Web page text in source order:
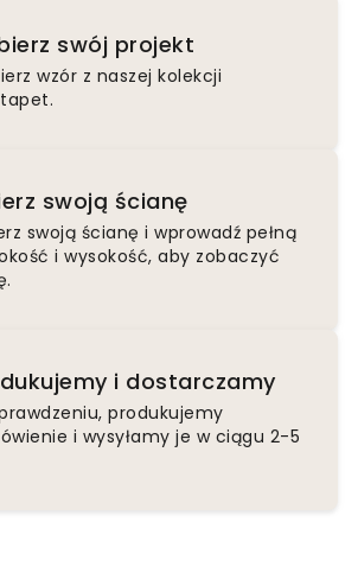
swój projekt
wzór z naszej kolekcji
swoją ścianę
swoją ścianę i wprowadź pełną
i wysokość, aby zobaczyć
i dostarczamy
produkujemy
i wysyłamy je w ciągu 2-5